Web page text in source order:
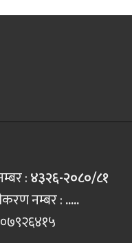
:४३२६-२०८०/८१
नम्बर :.....